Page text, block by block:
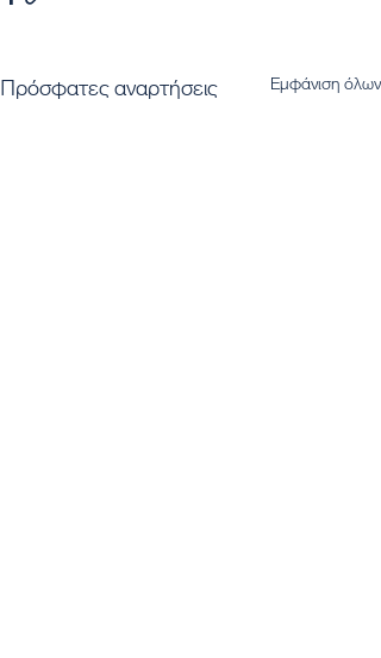
Πρόσφατες αναρτήσεις Εμφάνιση όλων